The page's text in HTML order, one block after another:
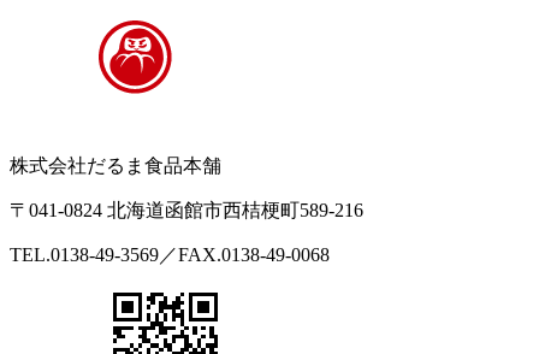
株式会社だるま食品本舗
〒041-0824 北海道函館市西桔梗町589-216
TEL.0138-49-3569／FAX.0138-49-0068